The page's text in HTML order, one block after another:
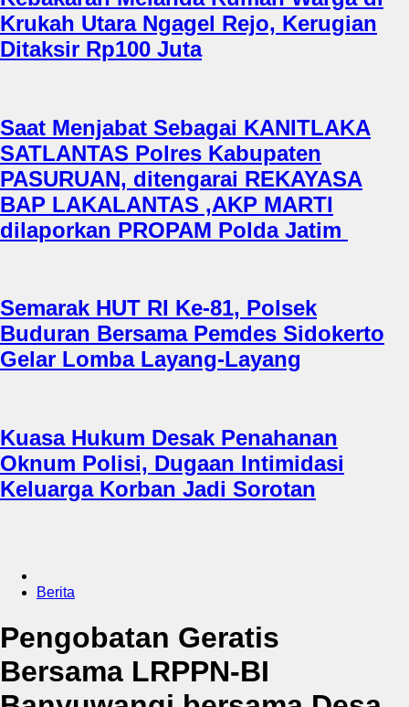
Krukah Utara Ngagel Rejo, Kerugian
Ditaksir Rp100 Juta
Saat Menjabat Sebagai KANITLAKA
SATLANTAS Polres Kabupaten
PASURUAN, ditengarai REKAYASA
BAP LAKALANTAS ,AKP MARTI
dilaporkan PROPAM Polda Jatim
Semarak HUT RI Ke-81, Polsek
Buduran Bersama Pemdes Sidokerto
Gelar Lomba Layang-Layang
Kuasa Hukum Desak Penahanan
Oknum Polisi, Dugaan Intimidasi
Keluarga Korban Jadi Sorotan
Berita
Pengobatan Geratis
Bersama LRPPN-BI